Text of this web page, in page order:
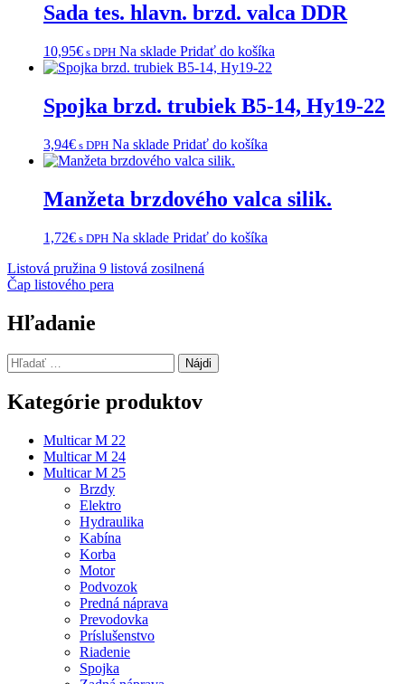
Sada tes. hlavn. brzd. valca DDR
10,95€ s DPH Na sklade Pridať do košíka
Spojka brzd. trubiek B5-14, Hy19-22
3,94€ s DPH Na sklade Pridať do košíka
Manžeta brzdového valca silik.
1,72€ s DPH Na sklade Pridať do košíka
Navigácia
v
článku
Listová pružina 9 listová zosilnená
Čap listového pera
Hľadanie
Hľadať:
Kategórie produktov
Multicar M 22
Multicar M 24
Multicar M 25
Brzdy
Elektro
Hydraulika
Kabína
Korba
Motor
Podvozok
Predná náprava
Prevodovka
Príslušenstvo
Riadenie
Spojka